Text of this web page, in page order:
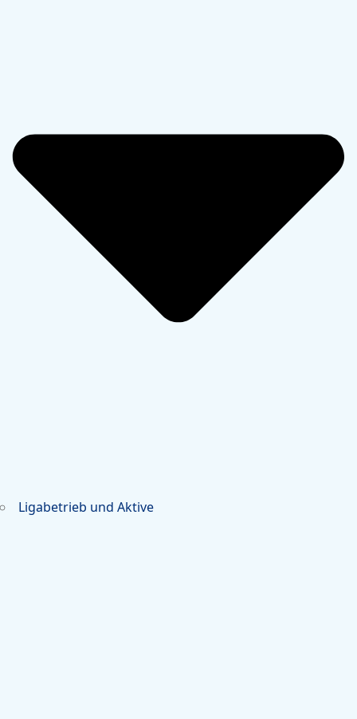
Ligabetrieb und Aktive